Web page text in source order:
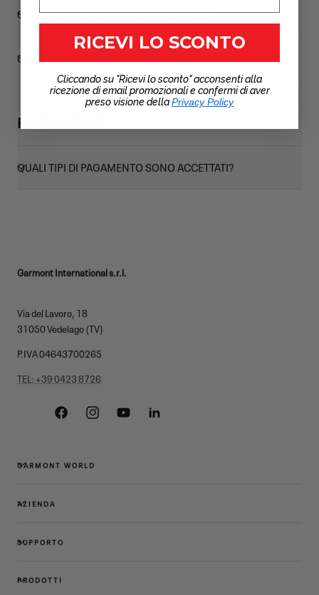
QUALI SONO LE TEMPISTICHE PER I RESI?
QUANTO COSTA IL RESO?
PAGAMENTI
QUALI TIPI DI PAGAMENTO SONO ACCETTATI?
Garmont International s.r.l.
Via del Lavoro, 18
31050 Vedelago (TV)
P.IVA 04643700265
TEL: +39 0423 8726
FacebookInstagramYouTubeLinkedin
GARMONT WORLD
AZIENDA
SUPPORTO
PRODOTTI
RICEVI LO SCONTO
Cliccando su "Ricevi lo sconto" acconsenti alla
ricezione di email promozionali e confermi di aver
preso visione dellaPrivacy Policy